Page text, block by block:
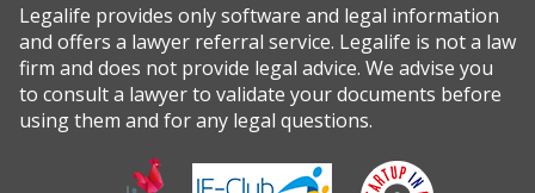
Legalife provides only software and legal information
and offers a lawyer referral service. Legalife is not a law
firm and does not provide legal advice. We advise you
to consult a lawyer to validate your documents before
using them and for any legal questions.